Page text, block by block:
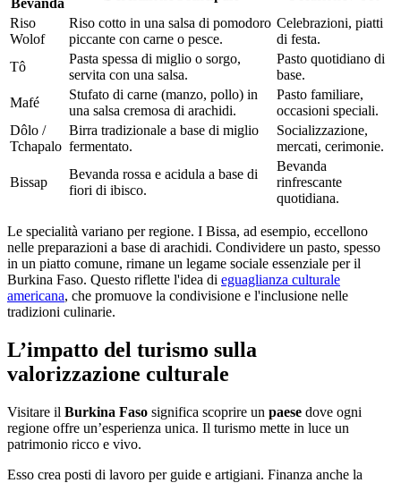
Bevanda
Riso
Wolof
Riso cotto in una salsa di pomodoro
piccante con carne o pesce.
Celebrazioni, piatti
di festa.
Tô
Pasta spessa di miglio o sorgo,
servita con una salsa.
Pasto quotidiano di
base.
Mafé
Stufato di carne (manzo, pollo) in
una salsa cremosa di arachidi.
Pasto familiare,
occasioni speciali.
Dôlo /
Tchapalo
Birra tradizionale a base di miglio
fermentato.
Socializzazione,
mercati, cerimonie.
Bissap
Bevanda rossa e acidula a base di
fiori di ibisco.
Bevanda
rinfrescante
quotidiana.
Le specialità variano per regione. I Bissa, ad esempio, eccellono
nelle preparazioni a base di arachidi. Condividere un pasto, spesso
in un piatto comune, rimane un legame sociale essenziale per il
Burkina Faso. Questo riflette l'idea di eguaglianza culturale
americana, che promuove la condivisione e l'inclusione nelle
tradizioni culinarie.
L’impatto del turismo sulla
valorizzazione culturale
Visitare il Burkina Faso significa scoprire un paese dove ogni
regione offre un’esperienza unica. Il turismo mette in luce un
patrimonio ricco e vivo.
Esso crea posti di lavoro per guide e artigiani. Finanza anche la